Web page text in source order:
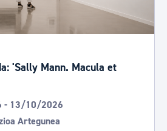
'Sally Mann. Macula et
- 13/10/2026
Artegunea